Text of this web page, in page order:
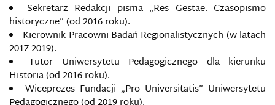
Sekretarz Redakcji pisma „Res Gestae. Czasopismo
historyczne” (od 2016 roku).
Kierownik Pracowni Badań Regionalistycznych (w latach
2017-2019).
Tutor Uniwersytetu Pedagogicznego dla kierunku
Historia (od 2016 roku).
Wiceprezes Fundacji „Pro Universitatis” Uniwersytetu